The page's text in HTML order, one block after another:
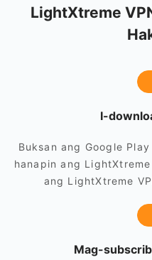
LightXtreme
I-
Buksan ang Google
hanapin ang
ang LightXtreme
Mag-